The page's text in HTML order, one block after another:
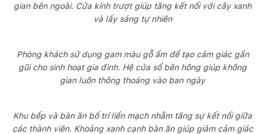
gian bên ngoài. Cửa kính trượt giúp tăng kết nối với cây xanh
và lấy sáng tự nhiên
Phòng khách sử dụng gam màu gỗ ấm để tạo cảm giác gần
gũi cho sinh hoạt gia đình. Hệ cửa sổ bên hông giúp không
gian luôn thông thoáng vào ban ngày
Khu bếp và bàn ăn bố trí liền mạch nhằm tăng sự kết nối giữa
các thành viên. Khoảng xanh cạnh bàn ăn giúp giảm cảm giác